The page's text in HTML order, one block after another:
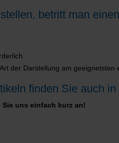
betritt man
der Darstellung am geeignetsten
finden Sie auch in
uns einfach kurz an!